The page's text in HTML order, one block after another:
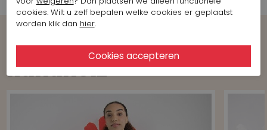
Bekijk meer Looks van het merk
Rundholz
cookies. Wilt u zelf bepalen welke cookies er geplaatst
worden klik dan hier.